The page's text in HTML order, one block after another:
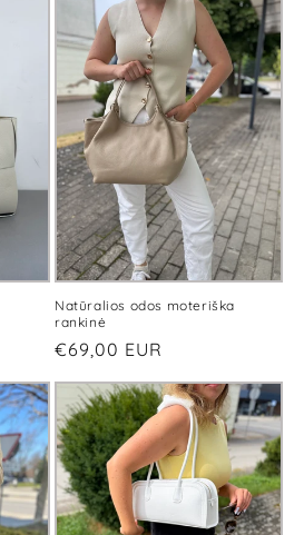
Natūralios odos moteriška
rankinė
Įprasta
kaina
€69,00 EUR